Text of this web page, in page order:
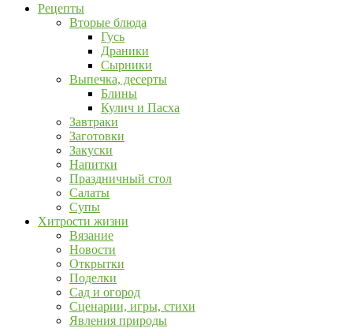
Рецепты
Вторые блюда
Гусь
Драники
Сырники
Выпечка, десерты
Блины
Кулич и Пасха
Завтраки
Заготовки
Закуски
Напитки
Праздничный стол
Салаты
Супы
Хитрости жизни
Вязание
Новости
Открытки
Поделки
Сад и огород
Сценарии, игры, стихи
Явления природы